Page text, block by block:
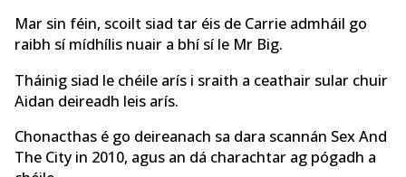
Mar sin féin, scoilt siad tar éis de Carrie admháil go
raibh sí mídhílis nuair a bhí sí le Mr Big.
Tháinig siad le chéile arís i sraith a ceathair sular chuir
Aidan deireadh leis arís.
Chonacthas é go deireanach sa dara scannán Sex And
The City in 2010, agus an dá charachtar ag pógadh a